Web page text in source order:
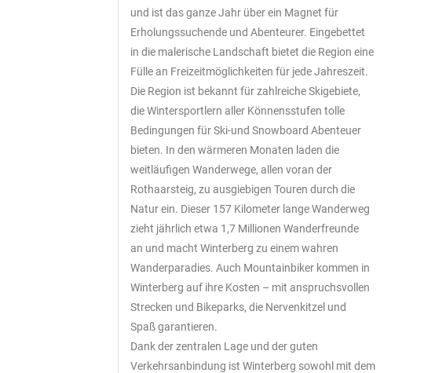
und ist das ganze Jahr über ein Magnet für
Erholungssuchende und Abenteurer. Eingebettet
in die malerische Landschaft bietet die Region eine
Fülle an Freizeitmöglichkeiten für jede Jahreszeit.
Die Region ist bekannt für zahlreiche Skigebiete,
die Wintersportlern aller Könnensstufen tolle
Bedingungen für Ski-und Snowboard Abenteuer
bieten. In den wärmeren Monaten laden die
weitläufigen Wanderwege, allen voran der
Rothaarsteig, zu ausgiebigen Touren durch die
Natur ein. Dieser 157 Kilometer lange Wanderweg
zieht jährlich etwa 1,7 Millionen Wanderfreunde
an und macht Winterberg zu einem wahren
Wanderparadies. Auch Mountainbiker kommen in
Winterberg auf ihre Kosten – mit anspruchsvollen
Strecken und Bikeparks, die Nervenkitzel und
Spaß garantieren.
Dank der zentralen Lage und der guten
Verkehrsanbindung ist Winterberg sowohl mit dem